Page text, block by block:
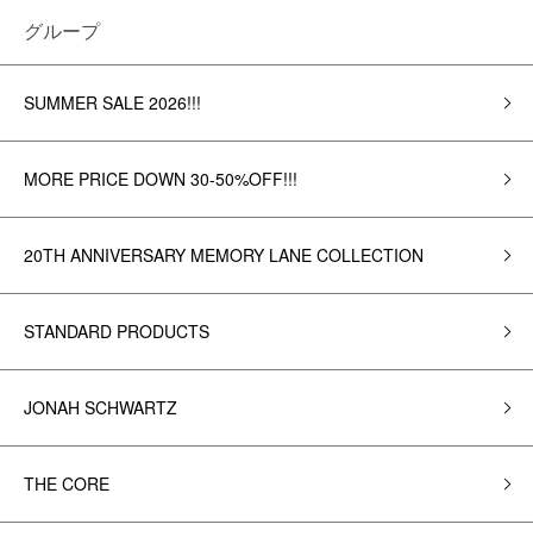
グループ
SUMMER SALE 2026!!!
MORE PRICE DOWN 30-50%OFF!!!
20TH ANNIVERSARY MEMORY LANE COLLECTION
STANDARD PRODUCTS
JONAH SCHWARTZ
THE CORE